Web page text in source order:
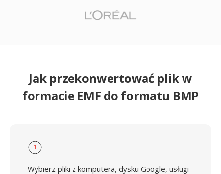
Jak przekonwertować plik w
formacie EMF do formatu BMP
1
Wybierz pliki z komputera, dysku Google, usługi